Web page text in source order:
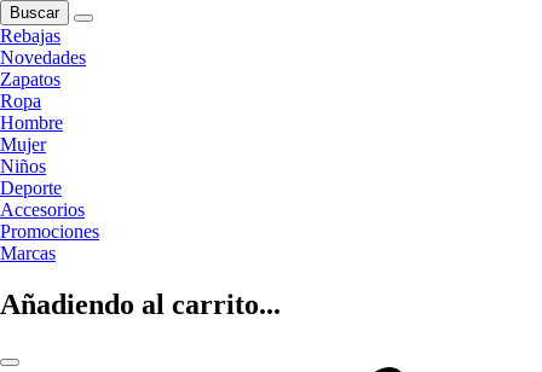
Buscar
Rebajas
Novedades
Zapatos
Ropa
Hombre
Mujer
Niños
Deporte
Accesorios
Promociones
Marcas
Añadiendo al carrito...